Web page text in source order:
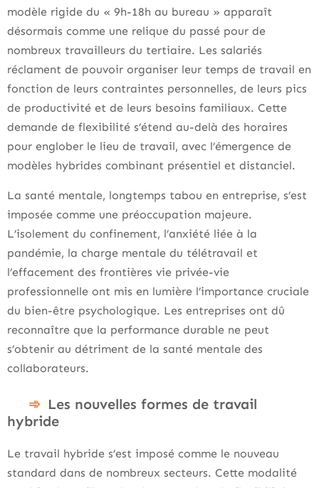
modèle rigide du « 9h-18h au bureau » apparaît
désormais comme une relique du passé pour de
nombreux travailleurs du tertiaire. Les salariés
réclament de pouvoir organiser leur temps de travail en
fonction de leurs contraintes personnelles, de leurs pics
de productivité et de leurs besoins familiaux. Cette
demande de flexibilité s’étend au-delà des horaires
pour englober le lieu de travail, avec l’émergence de
modèles hybrides combinant présentiel et distanciel.
La santé mentale, longtemps tabou en entreprise, s’est
imposée comme une préoccupation majeure.
L’isolement du confinement, l’anxiété liée à la
pandémie, la charge mentale du télétravail et
l’effacement des frontières vie privée-vie
professionnelle ont mis en lumière l’importance cruciale
du bien-être psychologique. Les entreprises ont dû
reconnaître que la performance durable ne peut
s’obtenir au détriment de la santé mentale des
collaborateurs.
Les nouvelles formes de travail
hybride
Le travail hybride s’est imposé comme le nouveau
standard dans de nombreux secteurs. Cette modalité